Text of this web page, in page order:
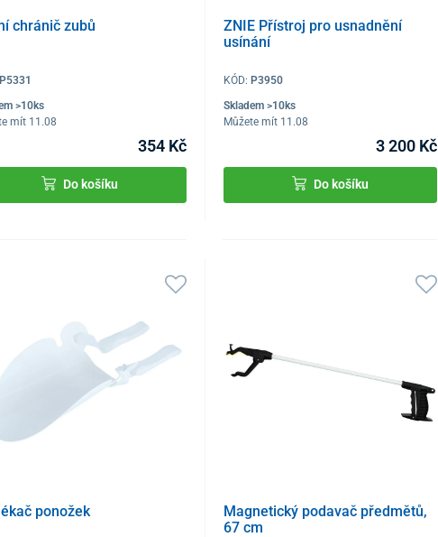
chránič zubů
P5331
>10ks
mít 11.08
354 Kč
Do košíku
ZNIE Přístroj pro usnadnění
usínání
KÓD: P3950
Skladem >10ks
Můžete mít 11.08
3 200 Kč
Do košíku
ponožek
Magnetický podavač předmětů,
67 cm